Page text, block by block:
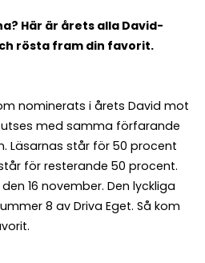
Här är årets alla David-
rösta fram din favorit.
nominerats i årets David mot
med samma förfarande
Läsarnas står för 50 procent
för resterande 50 procent.
16 november. Den lyckliga
8 av Driva Eget. Så kom